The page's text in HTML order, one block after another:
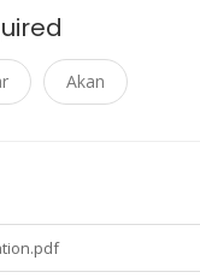
Akan